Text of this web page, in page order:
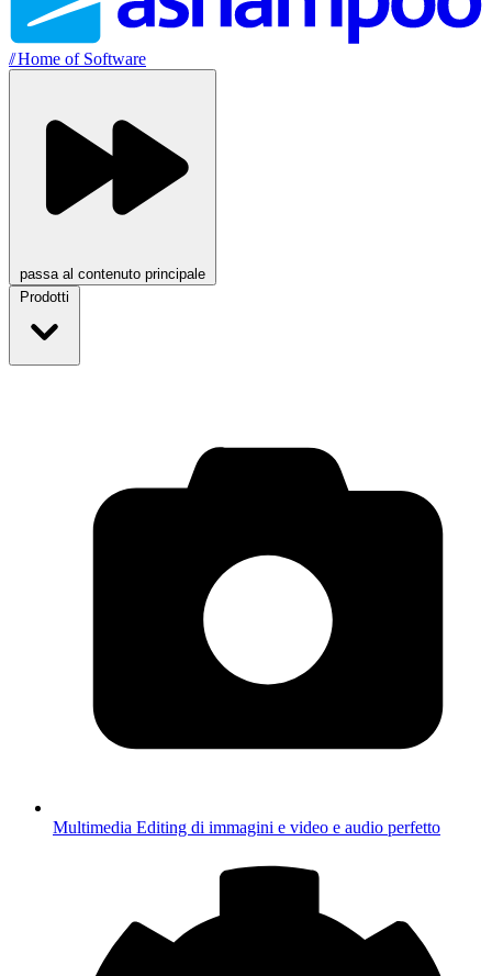
//Home of Software
passa al contenuto principale
Prodotti
Multimedia Editing di immagini e video e audio perfetto